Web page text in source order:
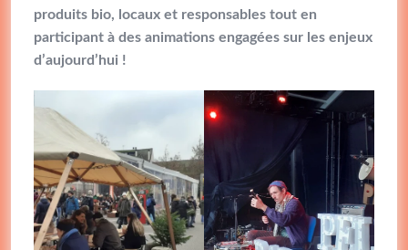
produits bio, locaux et responsables tout en
participant à des animations engagées sur les enjeux
d’aujourd’hui !